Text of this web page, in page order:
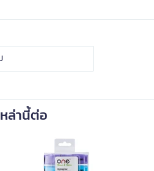
ล่านี้ต่อ